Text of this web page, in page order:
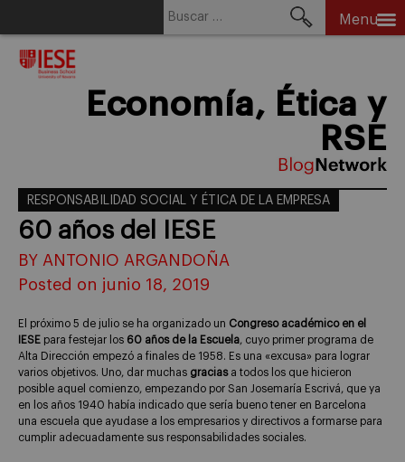
Menu
Economía, Ética y
RSE
RESPONSABILIDAD SOCIAL Y ÉTICA DE LA EMPRESA
60 años del IESE
BY ANTONIO ARGANDOÑA
Posted on junio 18, 2019
El próximo 5 de julio se ha organizado un Congreso académico en el
IESE para festejar los 60 años de la Escuela, cuyo primer programa de
Alta Dirección empezó a finales de 1958. Es una «excusa» para lograr
varios objetivos. Uno, dar muchas graciasa todos los que hicieron
posible aquel comienzo, empezando por San Josemaría Escrivá, que ya
en los años 1940 había indicado que sería bueno tener en Barcelona
una escuela que ayudase a los empresarios y directivos a formarse para
cumplir adecuadamente sus responsabilidades sociales.